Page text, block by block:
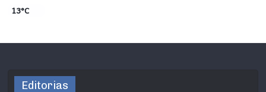
13°C
Editorias